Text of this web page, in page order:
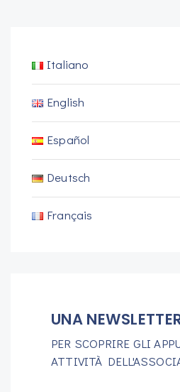
Italiano
English
Español
Deutsch
Français
UNA
PER SCOPRIRE GLI
ATTIVITÀ